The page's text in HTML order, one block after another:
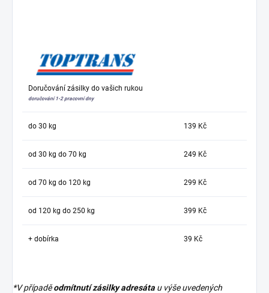
Doručování zásilky do vašich rukou
doručování 1-2 pracovní dny
do 30 kg 139 Kč
od 30 kg do 70 kg 249 Kč
od 70 kg do 120 kg 299 Kč
od 120 kg do 250 kg 399 Kč
+ dobírka 39 Kč
*V případěodmítnutí zásilky adresáta u výše uvedených